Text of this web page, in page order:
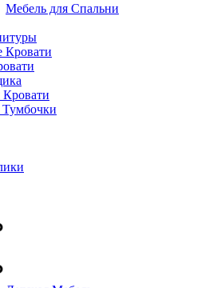
Мебель для Спальни
Кровати